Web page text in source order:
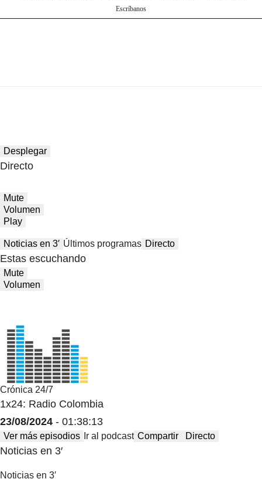
Escríbanos
Desplegar
Directo
Mute
Volumen
Play
Noticias en 3′ Últimos programas Directo
Estas escuchando
Mute
Volumen
Crónica 24/7
1x24: Radio Colombia
23/08/2024 - 01:38:13
Ver más episodios Ir al podcast Compartir Directo
Noticias en 3′
Noticias en 3′